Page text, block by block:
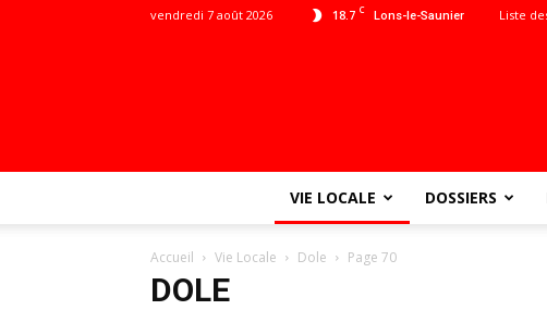
18.7 C Lons-le-Saunier
vendredi 7 août 2026 Liste
VIE LOCALE DOSSIERS
Accueil Vie Locale Dole Page 70
DOLE